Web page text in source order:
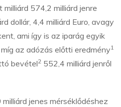
574,2 milliárd jenre
dollár, 4,4 milliárd Euro, avagy
ami így is az iparág egyik
az adózás előtti eredmény1
bevétel2 552,4 milliárd jenről
jenes mérséklődéshez